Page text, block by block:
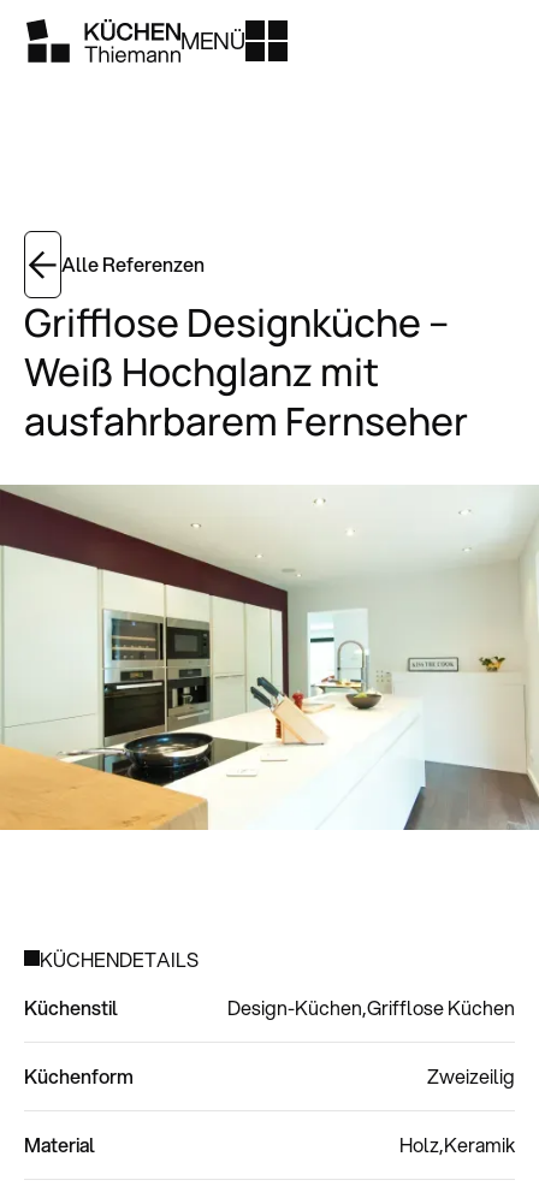
MENÜ
Alle Referenzen
Grifflose Designküche –
Weiß Hochglanz mit
ausfahrbarem Fernseher
KÜCHENDETAILS
Küchenstil
Design-Küchen Grifflose Küchen
Küchenform Zweizeilig
Material Holz Keramik